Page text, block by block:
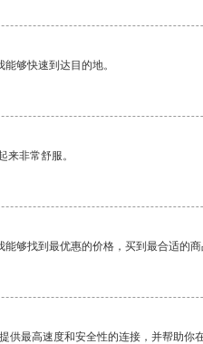
够快速到达目的地。
来非常舒服。
够找到最优惠的价格，买到最合适的商
供最高速度和安全性的连接，并帮助你